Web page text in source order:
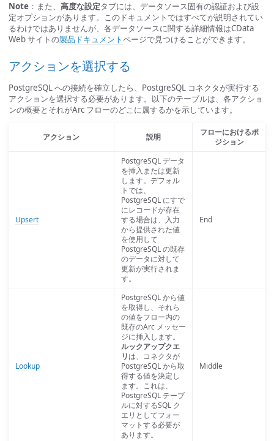
Note ：また、 高度な設定タブには、データソース固有の認証および設
定オプションがあります。このドキュメントではすべてが説明されてい
るわけではありませんが、各データソースに関する詳細情報はCData
Web サイトの製品ドキュメントページで見つけることができます。
アクションを選択する
PostgreSQL への接続を確立したら、PostgreSQL コネクタが実行する
アクションを選択する必要があります。以下のテーブルは、各アクショ
ンの概要とそれがArc フローのどこに属するかを示しています。
アクション 説明
フローにおけるポ
ジション
Upsert
PostgreSQL データ
を挿入または更新
します。デフォル
トでは、
PostgreSQL にすで
にレコードが存在
する場合は、入力
から提供された値
を使用して
PostgreSQL の既存
のデータに対して
更新が実行されま
す。
End
Lookup
PostgreSQL から値
を取得し、それら
の値をフロー内の
既存のArc メッセー
ジに挿入します。
ルックアップクエ
リは、コネクタが
PostgreSQL から取
得する値を決定し
ます。これは、
PostgreSQL テーブ
ルに対するSQL ク
エリとしてフォー
マットする必要が
あります。
Middle